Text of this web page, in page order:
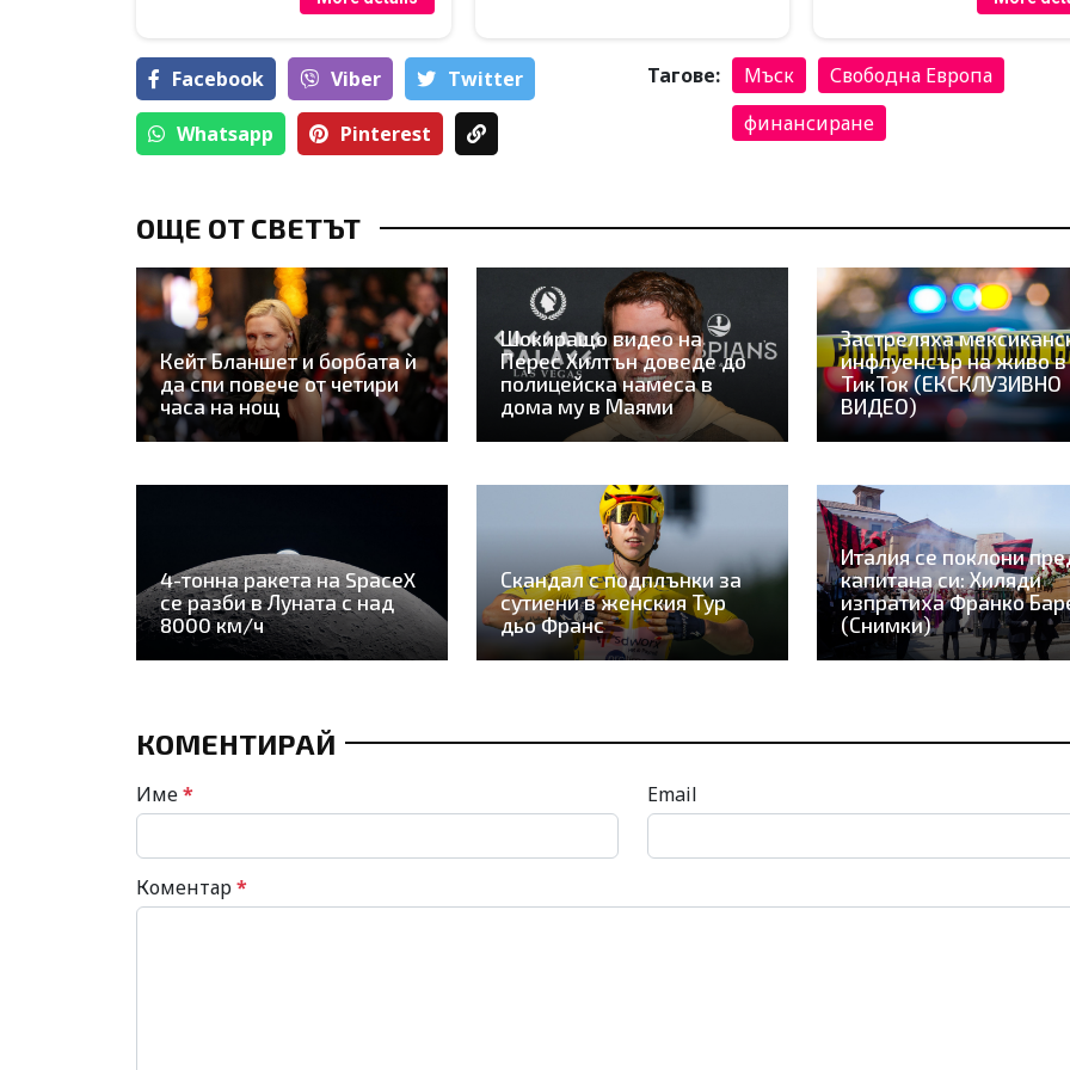
Facebook Viber Тwitter
Whatsapp Pinterest
Тагове: Мъск
Свободна Европа
финансиране
ОЩЕ ОТ СВЕТЪТ
Кейт Бланшет и борбата ѝ
да спи повече от четири
часа на нощ
Шокиращо видео на
Перес Хилтън доведе до
полицейска намеса в
дома му в Маями
Застреляха
инфлуенсър на живо в
ТикТок (ЕКСКЛУЗИВНО
ВИДЕО)
4-тонна ракета на SpaceX
се разби в Луната с над
8000 км/ч
Скандал с подплънки за
сутиени в женския Тур
дьо Франс
Италия се поклони
капитана си: Хиляди
изпратиха Франко
(Снимки)
КОМЕНТИРАЙ
Име* Email
Коментар*